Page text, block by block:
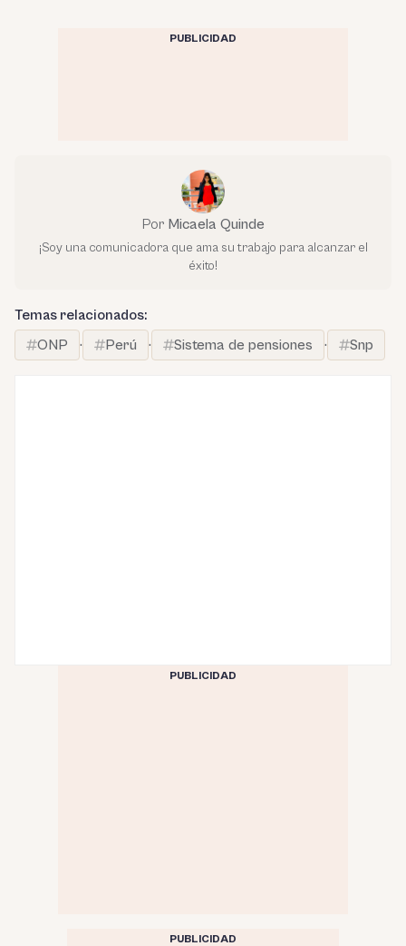
PUBLICIDAD
Por Micaela Quinde
¡Soy una comunicadora que ama su trabajo para alcanzar el
éxito!
Temas relacionados:
ONP
· Perú · Sistema de pensiones · Snp
PUBLICIDAD
PUBLICIDAD